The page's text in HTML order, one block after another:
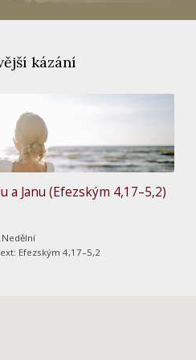
kázání
a Janu (Efezským 4,17–5,2)
Efezským 4,17–5,2